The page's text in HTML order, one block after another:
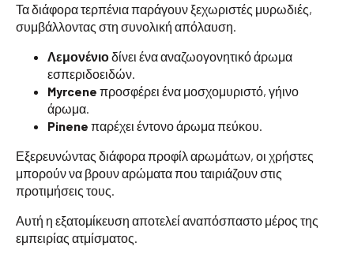
Τα διάφορα τερπένια παράγουν ξεχωριστές μυρωδιές,
συμβάλλοντας στη συνολική απόλαυση.
Λεμονένιοδίνει ένα αναζωογονητικό άρωμα
εσπεριδοειδών.
Myrcene προσφέρει ένα μοσχομυριστό, γήινο
άρωμα.
Pinene παρέχει έντονο άρωμα πεύκου.
Εξερευνώντας διάφορα προφίλ αρωμάτων, οι χρήστες
μπορούν να βρουν αρώματα που ταιριάζουν στις
προτιμήσεις τους.
Αυτή η εξατομίκευση αποτελεί αναπόσπαστο μέρος της
εμπειρίας ατμίσματος.